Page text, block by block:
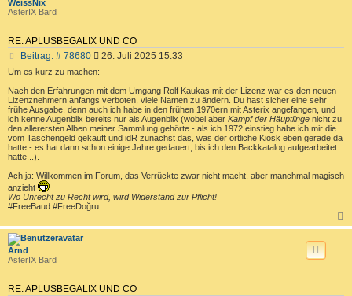
WeissNix
AsterIX Bard
RE: APLUSBEGALIX UND CO
Beitrag: # 78680B
i
t
r
a
g
26. Juli 2025 15:33
Um es kurz zu machen:
Nach den Erfahrungen mit dem Umgang Rolf Kaukas mit der Lizenz war es den neuen
Lizenznehmern anfangs verboten, viele Namen zu ändern. Du hast sicher eine sehr
frühe Ausgabe, denn auch ich habe in den frühen 1970ern mit Asterix angefangen, und
ich kenne Augenblix bereits nur als Augenblix (wobei aber Kampf der Häuptlinge nicht zu
den allerersten Alben meiner Sammlung gehörte - als ich 1972 einstieg habe ich mir die
vom Taschengeld gekauft und idR zunächst das, was der örtliche Kiosk eben gerade da
hatte - es hat dann schon einige Jahre gedauert, bis ich den Backkatalog aufgearbeitet
hatte...).
Ach ja: Willkommen im Forum, das Verrückte zwar nicht macht, aber manchmal magisch
anzieht
Wo Unrecht zu Recht wird, wird Widerstand zur Pflicht!
#FreeBaud #FreeDoğru
a
Arnd
AsterIX Bard
RE: APLUSBEGALIX UND CO